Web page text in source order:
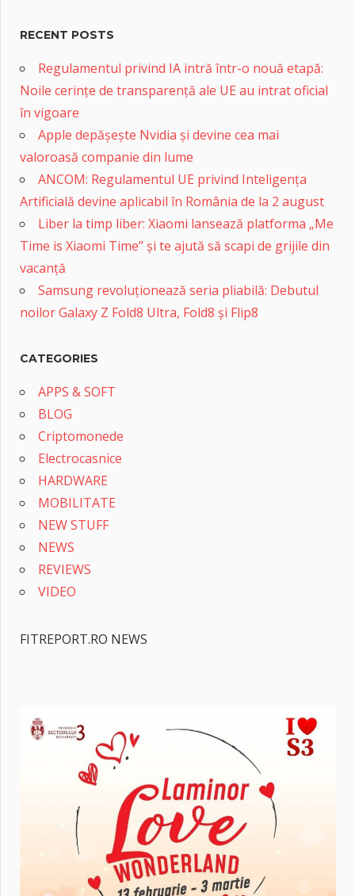
RECENT POSTS
Regulamentul privind IA intră într-o nouă etapă:
Noile cerințe de transparență ale UE au intrat oficial
în vigoare
Apple depășește Nvidia și devine cea mai
valoroasă companie din lume
ANCOM: Regulamentul UE privind Inteligența
Artificială devine aplicabil în România de la 2 august
Liber la timp liber: Xiaomi lansează platforma „Me
Time is Xiaomi Time” și te ajută să scapi de grijile din
vacanță
Samsung revoluționează seria pliabilă: Debutul
noilor Galaxy Z Fold8 Ultra, Fold8 și Flip8
CATEGORIES
APPS & SOFT
BLOG
Criptomonede
Electrocasnice
HARDWARE
MOBILITATE
NEW STUFF
NEWS
REVIEWS
VIDEO
FITREPORT.RO NEWS